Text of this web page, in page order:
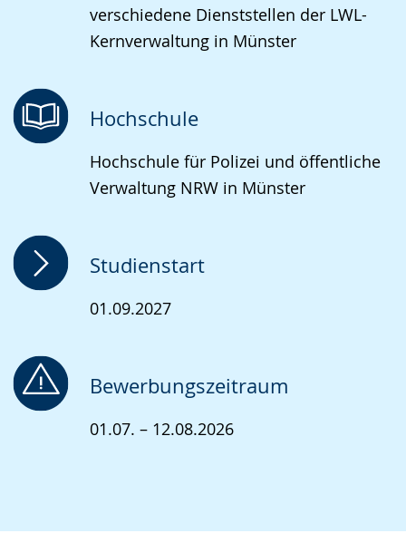
verschiedene Dienststellen der LWL-
Kernverwaltung in Münster
Hochschule
Hochschule für Polizei und öffentliche
Verwaltung NRW in Münster
Studienstart
01.09.2027
Bewerbungszeitraum
01.07. – 12.08.2026